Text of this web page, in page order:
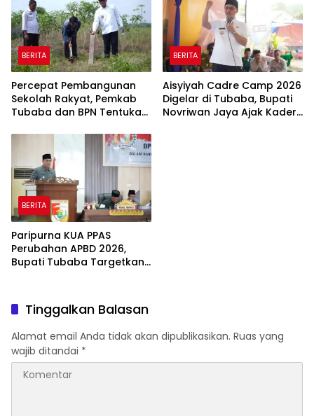
BERITA
Percepat Pembangunan
Sekolah Rakyat, Pemkab
Tubaba dan BPN Tentukan
BERITA
Aisyiyah Cadre Camp 2026
Digelar di Tubaba, Bupati
Novriwan Jaya Ajak Kader
BERITA
Paripurna KUA PPAS
Perubahan APBD 2026,
Bupati Tubaba Targetkan
Tinggalkan Balasan
Alamat email Anda tidak akan dipublikasikan. Ruas yang
wajib ditandai *